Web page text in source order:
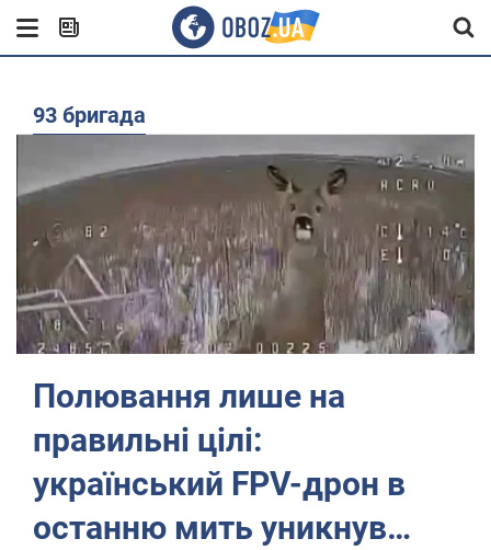
93 бригада
Полювання лише на
правильні цілі:
український FPV-дрон в
останню мить уникнув